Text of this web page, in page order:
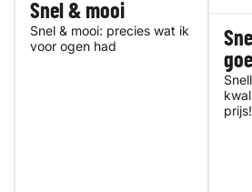
Snel & mooi
Snel & mooi: precies wat ik
voor ogen had
prijs!